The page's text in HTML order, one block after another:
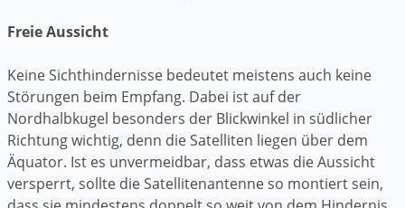
Freie Aussicht
Keine Sichthindernisse bedeutet meistens auch keine
Störungen beim Empfang. Dabei ist auf der
Nordhalbkugel besonders der Blickwinkel in südlicher
Richtung wichtig, denn die Satelliten liegen über dem
Äquator. Ist es unvermeidbar, dass etwas die Aussicht
versperrt, sollte die Satellitenantenne so montiert sein,